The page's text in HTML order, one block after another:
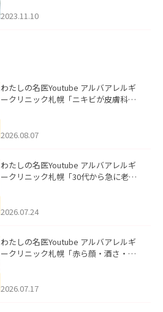
2023.11.10
わたしの名医Youtube アルバアレルギ
ークリニック札幌「ニキビが皮膚科で
ました。
2026.08.07
わたしの名医Youtube アルバアレルギ
ークリニック札幌「30代から急に老け
た。
2026.07.24
わたしの名医Youtube アルバアレルギ
ークリニック札幌「赤ら顔・酒さ・ニ
した。
2026.07.17